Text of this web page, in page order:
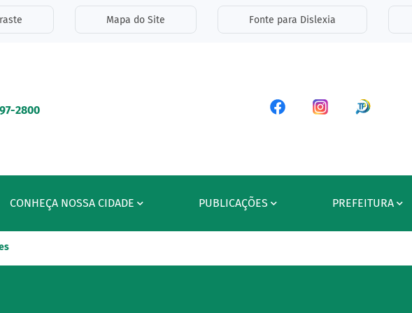
de acessibilidade
Mapa do Site Fonte para Dislexia
2800 Acessar a Rede
Acessar a
CONHEÇA NOSSA CIDADE PUBLICAÇÕES PREFEITURA